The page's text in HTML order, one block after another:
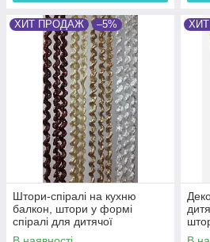
ХИТ ПРОДАЖ –5%
Штори-спіралі на кухню
балкон, штори у формі
спіралі для дитячої
Коричнево-золотисто-